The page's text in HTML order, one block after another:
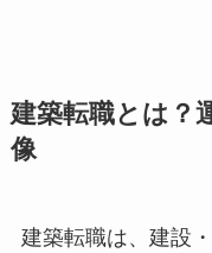
建築転職とは？
像
建築転職は、建設